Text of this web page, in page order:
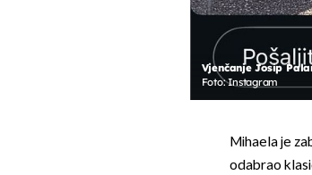
Vjenčanje Josip
Foto: Instagram
Mihaela je
odabrao